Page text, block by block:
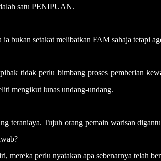
satu PENIPUAN.
ia bukan setakat melibatkan FAM sahaja tetapi
tidak perlu bimbang proses pemberian
mengikut lunas undang-undang.
teraniaya. Tujuh orang pemain warisan
mereka perlu nyatakan apa sebenarnya telah